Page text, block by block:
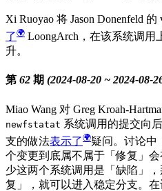
Xi Ruoyao 将 Jason Donenfeld 的
了
LoongArch，在该系统调用
升。
第 62 期 (2024-08-20 ~ 2024-08-
Miao Wang 对 Greg Kroah-
newfstatat 系统调用的提交向
支的做法表示了
疑问。讨论中
个变更到底属不属于「修复」
少这两个系统调用是「缺陷」
复」，就可以进入稳定分支。在